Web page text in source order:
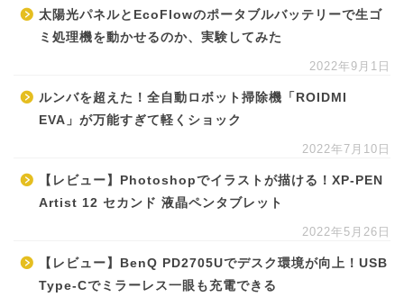
太陽光パネルとEcoFlowのポータブルバッテリーで生ゴ
ミ処理機を動かせるのか、実験してみた
2022年9月1日
ルンバを超えた！全自動ロボット掃除機「ROIDMI
EVA」が万能すぎて軽くショック
2022年7月10日
【レビュー】Photoshopでイラストが描ける！XP-PEN
Artist 12 セカンド 液晶ペンタブレット
2022年5月26日
【レビュー】BenQ PD2705Uでデスク環境が向上！USB
Type-Cでミラーレス一眼も充電できる